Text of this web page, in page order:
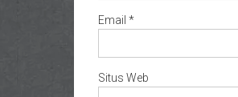
Email *
Situs Web